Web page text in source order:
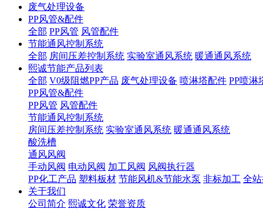
废气处理设备
PP风管&配件
全部 PP风管 风管配件
节能通风控制系统
全部 房间压差控制系统 实验室通风系统 暖通通风系统
熙诚节能产品列表
全部 V0级阻燃PP产品 废气处理设备 喷淋塔配件 PP喷淋
PP风管&配件
PP风管 风管配件
节能通风控制系统
房间压差控制系统 实验室通风系统 暖通通风系统
酸洗槽
通风风阀
手动风阀 电动风阀 加工风阀 风阀执行器
PP化工产品 塑料板材 节能风机&节能水泵 非标加工 全
关于我们
公司简介 熙诚文化 荣誉资质